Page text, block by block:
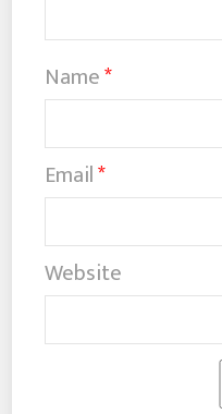
Name*
Email*
Website